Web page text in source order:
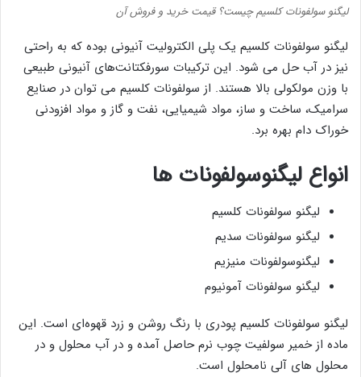
لیگنو سولفونات کلسیم چیست؟ قیمت خرید و فروش آن
لیگنو سولفونات‌ کلسیم یک پلی ‌الکترولیت‌ آنیونی بوده که به راحتی
نیز در آب حل می شود. این ترکیبات سورفکتانت‌های آنیونی طبیعی
با وزن مولکولی بالا هستند. از سولفونات‌ کلسیم می توان در صنایع
سرامیک، ساخت و ساز، مواد شیمیایی، نفت و گاز و مواد افزودنی
خوراک دام بهره برد.
انواع لیگنوسولفونات ها
لیگنو سولفونات کلسیم
لیگنو سولفونات سدیم
لیگنوسولفونات منیزیم
لیگنو سولفونات آمونیوم
لیگنو سولفونات کلسیم پودری با رنگ روشن و زرد قهوه‌ای است. این
ماده از خمیر سولفیت چوب نرم حاصل آمده و در آب محلول و در
محلول ‌های آلی نامحلول است.